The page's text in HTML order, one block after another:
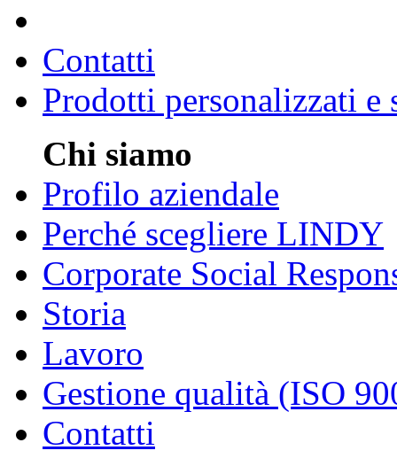
Contatti
Prodotti personalizzati e
Chi siamo
Profilo aziendale
Perché scegliere LINDY
Corporate Social
Storia
Lavoro
Gestione qualità (ISO
Contatti